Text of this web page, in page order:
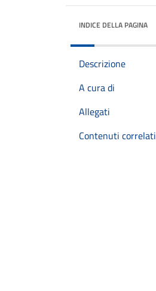
INDICE DELLA PAGINA
Descrizione
A cura di
Allegati
Contenuti correlati